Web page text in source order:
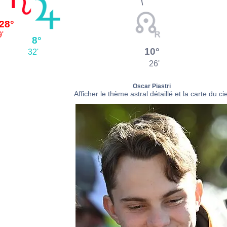
8°
32' 10°
26'
Oscar Piastri
Afficher le thème astral détaillé et la carte du